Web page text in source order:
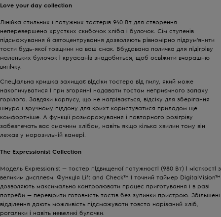
Love your day collection
Лінійка стильних і потужних тостерів 940 Вт для створення
неперевершено хрустких скибочок хліба і булочок. Сім ступенів
підсмажування й автоцентрування дозволяють рівномірно підрум'янити
тости будь-якої товщини на ваш смак. Вбудована поличка для підігріву
маленьких булочок і круасанів знадобиться, щоб освіжити вчорашню
випічку.
Спеціальна кришка захищає відсіки тостера від пилу, який може
накопичуватися і при згорянні надавати тостам неприємного запаху
горілого. Завдяки корпусу, що не нагрівається, відсіку для зберігання
шнура і зручному піддону для крихт користуватися приладом ще
комфортніше. А функції розморожування і повторного розігріву
забезпечать вас смачним хлібом, навіть якщо кілька хвилин тому він
лежав у морозильній камері.
The Expressionist Collection
Модель Expressionist — тостер підвищеної потужності (980 Вт) і місткості з
великим дисплеєм. Функція Lift and Check™ і точний таймер DigitalVision™
дозволяють максимально контролювати процес приготування і в разі
потреби — перевірити готовність тостів без зупинки пристрою. Збільшені
відділення дають можливість підсмажувати товсто нарізаний хліб,
рогалики і навіть невеликі булочки.